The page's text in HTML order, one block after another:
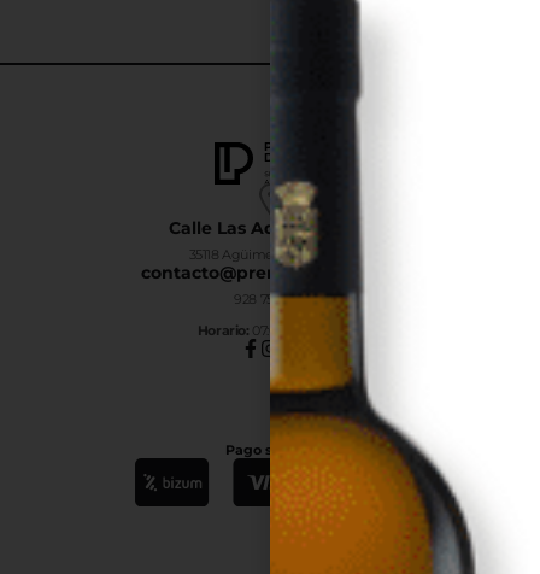
Calle Las Adelfas Nº6-B
35118 Agüimes, Las Palmas
contacto@premiumdrinks.es
928 754 363
Horario: 07:00h a 15:00h
Pago seguro